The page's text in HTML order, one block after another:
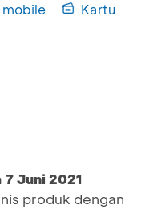
mobile
Kartu
Juni 2021
produk dengan